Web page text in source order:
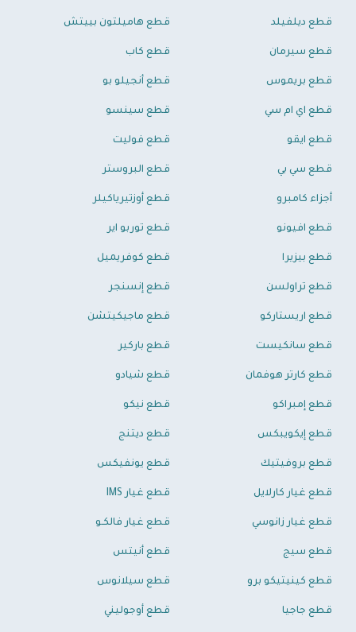
قطع ديلفيلد قطع هاميلتون بييتش
قطع سيرمان قطع كاب
قطع بريموس قطع أنجيلو بو
قطع اي ام سي قطع سينسو
قطع ايقو قطع فوليت
قطع سي بي قطع البروستر
أجزاء كامبرو قطع أوزتيرياكيلر
قطع افيونو قطع توربو اير
قطع بيزيرا قطع كوفريميل
قطع تراولسن قطع إنسنجر
قطع اريستاركو قطع ماجيكيتشن
قطع سانكيست قطع باركير
قطع كارتر هوفمان قطع شيادو
قطع إمبراكو قطع نيكو
قطع إيكويبكس قطع ديتنج
قطع بروفيتيك قطع يونفيكس
قطع غيار كارلايل قطع غيار IMS
قطع غيار زانوسي قطع غيار فالكـو
قطع سيج قطع أنيتس
قطع كينيتيكو برو قطع سيلانوس
قطع جاجيا قطع أوجوليني